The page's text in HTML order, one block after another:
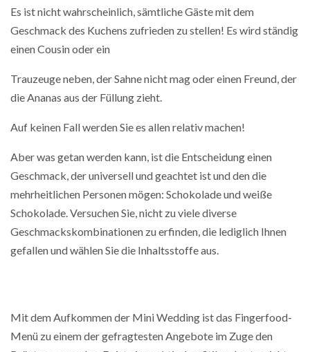
Es ist nicht wahrscheinlich, sämtliche Gäste mit dem
Geschmack des Kuchens zufrieden zu stellen! Es wird ständig
einen Cousin oder ein
Trauzeuge neben, der Sahne nicht mag oder einen Freund, der
die Ananas aus der Füllung zieht.
Auf keinen Fall werden Sie es allen relativ machen!
Aber was getan werden kann, ist die Entscheidung einen
Geschmack, der universell und geachtet ist und den die
mehrheitlichen Personen mögen: Schokolade und weiße
Schokolade. Versuchen Sie, nicht zu viele diverse
Geschmackskombinationen zu erfinden, die lediglich Ihnen
gefallen und wählen Sie die Inhaltsstoffe aus.
Mit dem Aufkommen der Mini Wedding ist das Fingerfood-
Menü zu einem der gefragtesten Angebote im Zuge den